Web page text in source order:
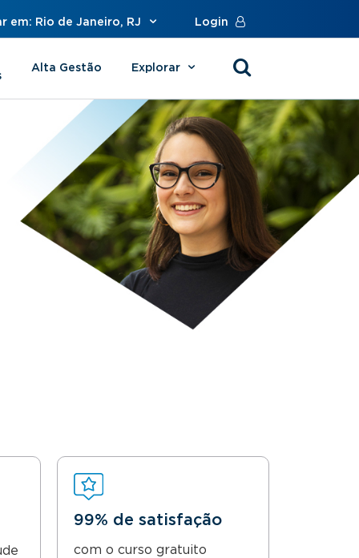
em: Rio de Janeiro, RJ Login
Alta Gestão Explorar
99% de satisfação
com o curso gratuito